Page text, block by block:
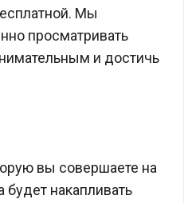
Мы
просматривать
и достичь
вы совершаете на
будет накапливать